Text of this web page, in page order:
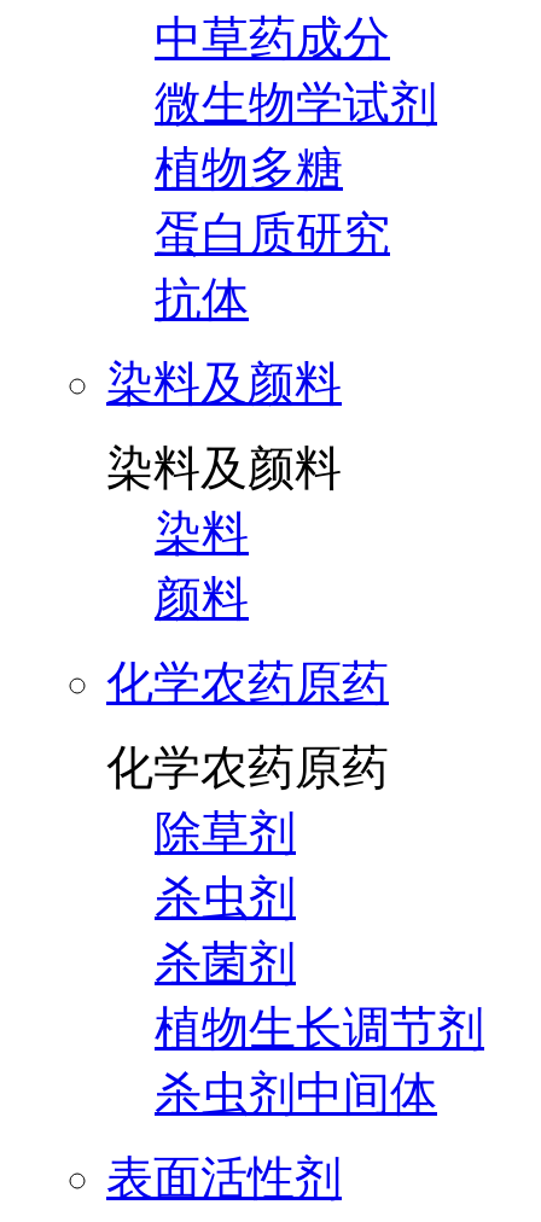
中草药成分
微生物学试剂
植物多糖
蛋白质研究
抗体
染料及颜料
染料及颜料
染料
颜料
化学农药原药
化学农药原药
除草剂
杀虫剂
杀菌剂
植物生长调节剂
杀虫剂中间体
表面活性剂